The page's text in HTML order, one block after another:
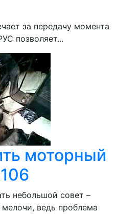
за передачу момента
позволяет...
моторный
небольшой совет –
ведь проблема